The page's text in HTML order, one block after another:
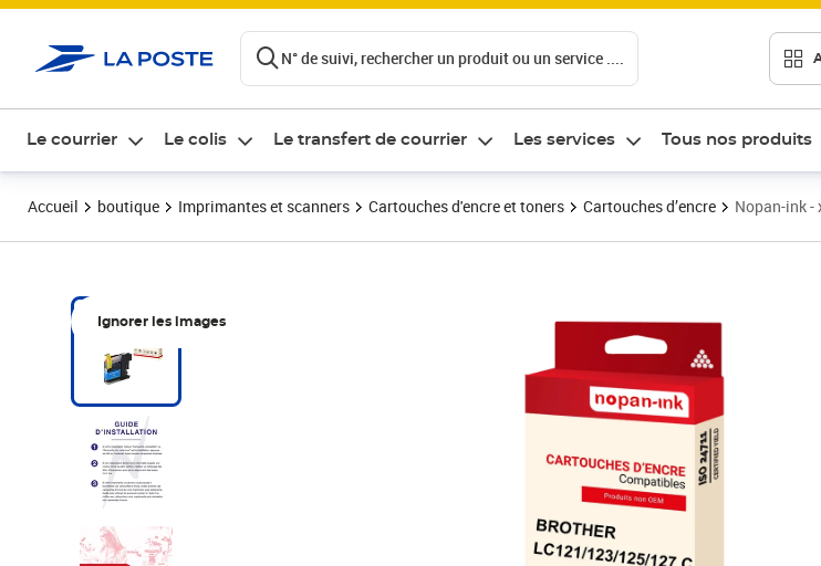
N° de suivi, rechercher un produit ou un service ....
Le courrier Le colis Le transfert de courrier Les services Tous nos produits
Accueil boutique Imprimantes et scanners Cartouches d'encre et toners Cartouches d’encre Nopan-ink
Ignorer les images